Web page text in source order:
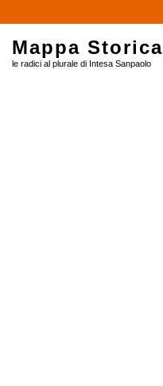
Mappa Storica
le radici al plurale di Intesa Sanpaolo